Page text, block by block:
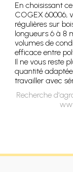
En choisissant
COGEX 60006,
régulières sur
longueurs 6 à 8
volumes de
efficace entre
Il ne vous reste
quantité
travailler avec
Recherche